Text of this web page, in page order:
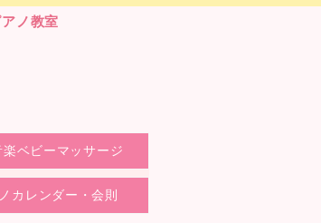
ノ教室
楽ベビーマッサージ
カレンダー・会則